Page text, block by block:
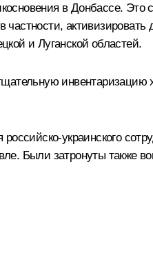
в Донбассе.
активизировать
и Луганской областей.
инвентаризацию
украинского
Были затронуты также